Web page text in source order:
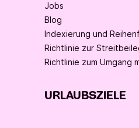
Jobs
Blog
Indexierung und
Richtlinie zur
Richtlinie zum Umgang
URLAUBSZIELE